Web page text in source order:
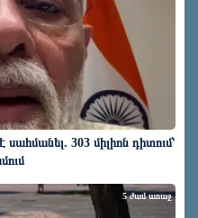
303 միլիոն դիտում՝
5 ժամ առաջ